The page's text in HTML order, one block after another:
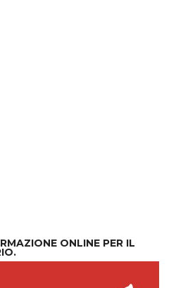
ONLINE PER IL